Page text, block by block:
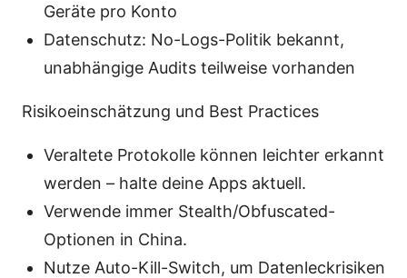
Geräte pro Konto
Datenschutz: No-Logs-Politik bekannt,
unabhängige Audits teilweise vorhanden
Risikoeinschätzung und Best Practices
Veraltete Protokolle können leichter erkannt
werden – halte deine Apps aktuell.
Verwende immer Stealth/Obfuscated-
Optionen in China.
Nutze Auto-Kill-Switch, um Datenleckrisiken